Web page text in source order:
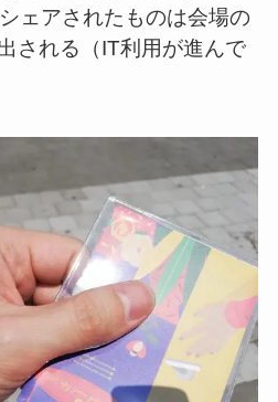
ェアされたものは会場の
される（IT利用が進んで